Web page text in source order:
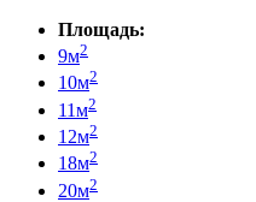
Площадь:
9м2
10м2
11м2
12м2
18м2
20м2